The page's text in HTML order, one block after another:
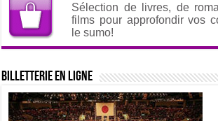
Sélection de livres, de
films pour approfondir vos
le sumo!
Billetterie en ligne